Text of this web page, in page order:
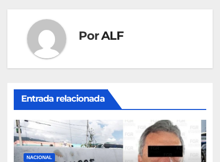
PorALF
Entrada relacionada
NACIONAL